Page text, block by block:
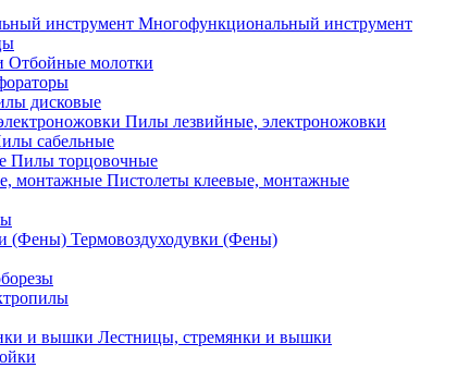
Многофункциональный инструмент
Отбойные молотки
дисковые
Пилы лезвийные, электроножовки
сабельные
Пилы торцовочные
Пистолеты клеевые, монтажные
Термовоздуходувки (Фены)
Лестницы, стремянки и вышки